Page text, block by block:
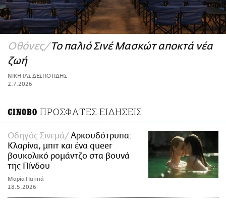
ΑΜΠΑ
PRINT
Οθόνες Το παλιό Σινέ Μασκώτ αποκτά νέα
ζωή
ΝΙΚΗΤΑΣ ΔΕΣΠΟΤΙΔΗΣ
2.7.2026
CINOBO ΠΡΟΣΦΑΤΕΣ ΕΙΔΗΣΕΙΣ
Οδηγός Σινεμά
Αρκουδότρυπα:
Κλαρίνα, μπιτ και ένα queer
βουκολικό ρομάντζο στα βουνά
της Πίνδου
Μαρία Παππά
18.5.2026